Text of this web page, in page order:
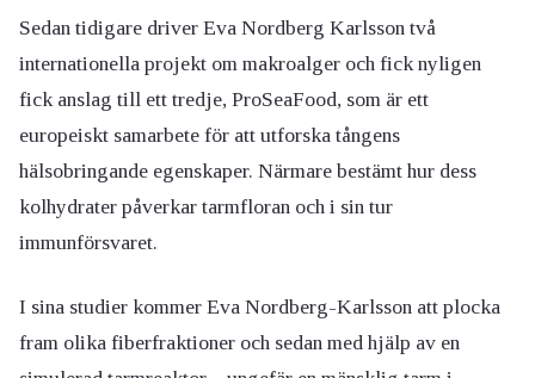
Sedan tidigare driver Eva Nordberg Karlsson två
internationella projekt om makroalger och fick nyligen
fick anslag till ett tredje, ProSeaFood, som är ett
europeiskt samarbete för att utforska tångens
hälsobringande egenskaper. Närmare bestämt hur dess
kolhydrater påverkar tarmfloran och i sin tur
immunförsvaret.
I sina studier kommer Eva Nordberg-Karlsson att plocka
fram olika fiberfraktioner och sedan med hjälp av en